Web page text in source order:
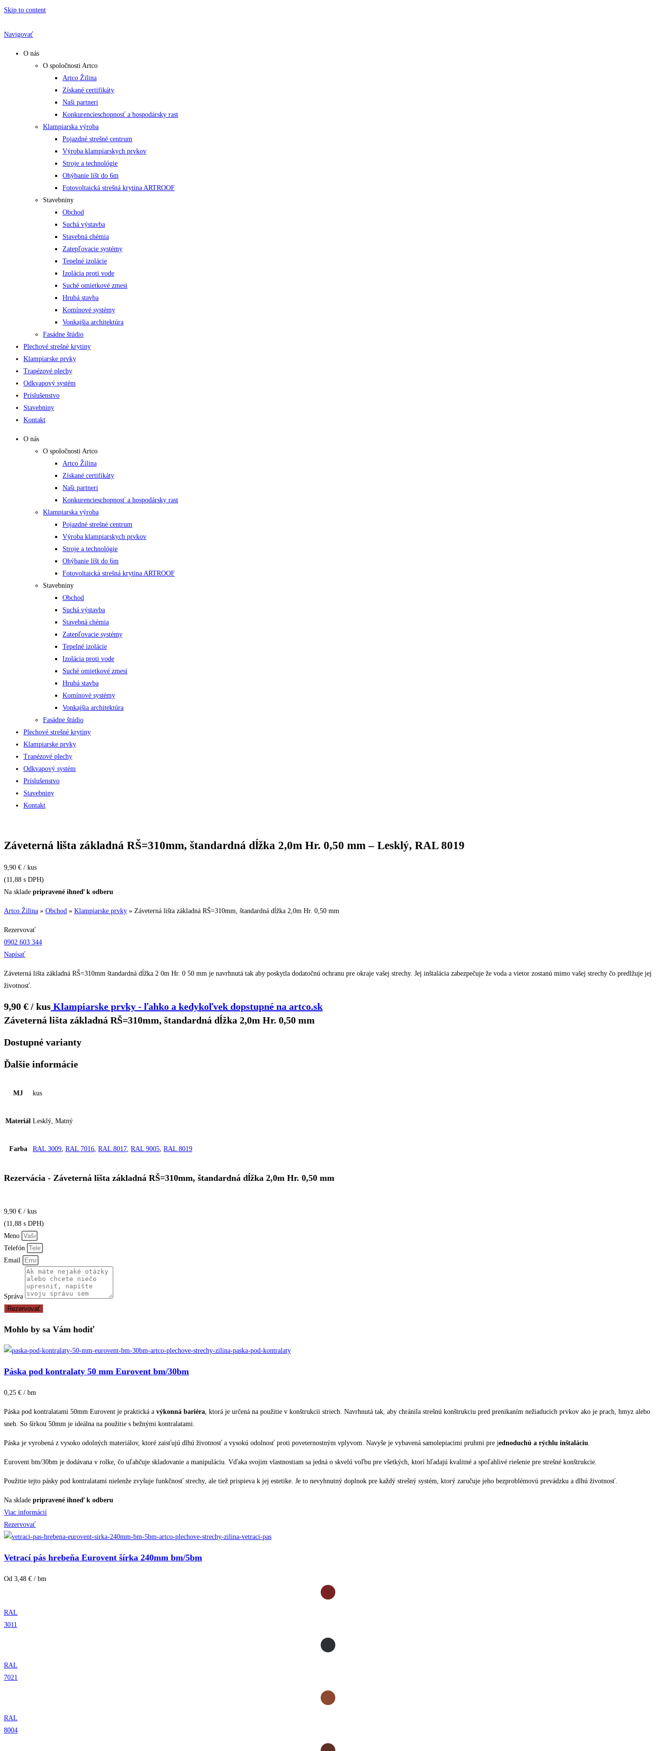
Skip to content
Navigovať
O nás
O spoločnosti Artco
Artco Žilina
Získané certifikáty
Naši partneri
Konkurencieschopnosť a hospodársky rast
Klampiarska výroba
Pojazdné strešné centrum
Výroba klampiarskych prvkov
Stroje a technológie
Ohýbanie líšt do 6m
Fotovoltaická strešná krytina ARTROOF
Stavebniny
Obchod
Suchá výstavba
Stavebná chémia
Zatepľovacie systémy
Tepelné izolácie
Izolácia proti vode
Suché omietkové zmesi
Hrubá stavba
Komínové systémy
Vonkajšia architektúra
Fasádne štúdio
Plechové strešné krytiny
Klampiarske prvky
Trapézové plechy
Odkvapový systém
Príslušenstvo
Stavebniny
Kontakt
O nás
O spoločnosti Artco
Artco Žilina
Získané certifikáty
Naši partneri
Konkurencieschopnosť a hospodársky rast
Klampiarska výroba
Pojazdné strešné centrum
Výroba klampiarskych prvkov
Stroje a technológie
Ohýbanie líšt do 6m
Fotovoltaická strešná krytina ARTROOF
Stavebniny
Obchod
Suchá výstavba
Stavebná chémia
Zatepľovacie systémy
Tepelné izolácie
Izolácia proti vode
Suché omietkové zmesi
Hrubá stavba
Komínové systémy
Vonkajšia architektúra
Fasádne štúdio
Plechové strešné krytiny
Klampiarske prvky
Trapézové plechy
Odkvapový systém
Príslušenstvo
Stavebniny
Kontakt
Záveterná lišta základná RŠ=310mm, štandardná dĺžka 2,0m Hr. 0,50 mm – Lesklý, RAL 8019
9,90 € / kus
(11,88 s DPH)
Na sklade pripravené ihneď k odberu
Artco Žilina » Obchod » Klampiarske prvky » Záveterná lišta základná RŠ=310mm, štandardná dĺžka 2,0m Hr. 0,50 mm
Rezervovať
0902 603 344
Napísať
Záveterná lišta základná RŠ=310mm štandardná dĺžka 2 0m Hr. 0 50 mm je navrhnutá tak aby poskytla dodatočnú ochranu pre okraje vašej strechy. Jej inštalácia zabezpečuje že voda a vietor zostanú mimo vašej strechy čo predlžuje jej
životnosť.
9,90 € / kus Klampiarske prvky - ľahko a kedykoľvek dopstupné na artco.sk
Záveterná lišta základná RŠ=310mm, štandardná dĺžka 2,0m Hr. 0,50 mm
Dostupné varianty
Ďalšie informácie
MJ kus
Materiál Lesklý, Matný
Farba RAL 3009, RAL 7016, RAL 8017, RAL 9005, RAL 8019
Rezervácia - Záveterná lišta základná RŠ=310mm, štandardná dĺžka 2,0m Hr. 0,50 mm
9,90 € / kus
(11,88 s DPH)
Meno
Telefón
Email
Správa
Rezervovať
Mohlo by sa Vám hodiť
Páska pod kontralaty 50 mm Eurovent bm/30bm
0,25 € / bm
Páska pod kontralatami 50mm Eurovent je praktická a výkonná bariéra, ktorá je určená na použitie v konštrukcii striech. Navrhnutá tak, aby chránila strešnú konštrukciu pred prenikaním nežiaducich prvkov ako je prach, hmyz alebo
sneh. So šírkou 50mm je ideálna na použitie s bežnými kontralatami.
Páska je vyrobená z vysoko odolných materiálov, ktoré zaisťujú dlhú životnosť a vysokú odolnosť proti poveternostným vplyvom. Navyše je vybavená samolepiacimi pruhmi pre jednoduchú a rýchlu inštaláciu.
Eurovent bm/30bm je dodávana v rolke, čo uľahčuje skladovanie a manipuláciu. Vďaka svojim vlastnostiam sa jedná o skvelú voľbu pre všetkých, ktorí hľadajú kvalitné a spoľahlivé riešenie pre strešné konštrukcie.
Použitie tejto pásky pod kontralatami nielenže zvyšuje funkčnosť strechy, ale tiež prispieva k jej estetike. Je to nevyhnutný doplnok pre každý strešný systém, ktorý zaručuje jeho bezproblémovú prevádzku a dlhú životnosť.
Na sklade pripravené ihneď k odberu
Viac informácií
Rezervovať
Vetrací pás hrebeňa Eurovent šírka 240mm bm/5bm
Od 3,48 € / bm
RAL
3011
RAL
7021
RAL
8004